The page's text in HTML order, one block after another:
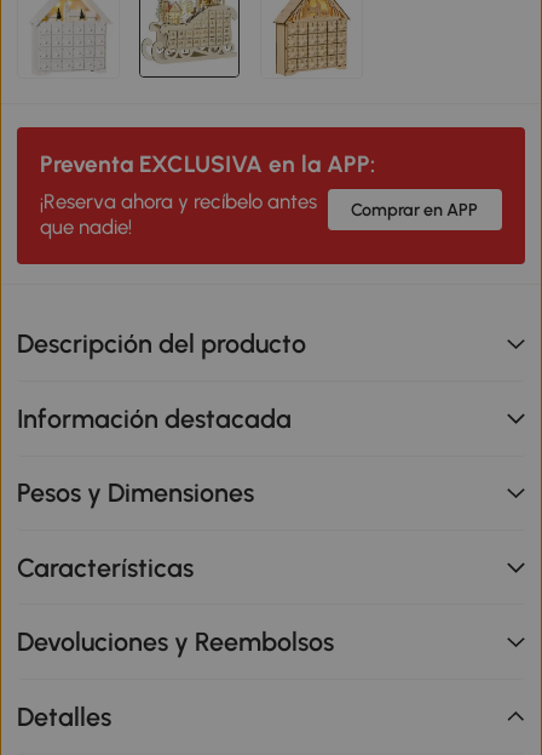
Preventa EXCLUSIVA en la APP:
¡Reserva ahora y recíbelo antes
que nadie!
Comprar en APP
Descripción del producto
Información destacada
Pesos y Dimensiones
Características
Devoluciones y Reembolsos
Detalles